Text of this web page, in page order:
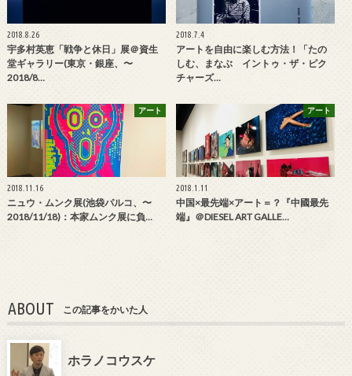
2018.8.26
宇多村英恵「戦争と休日」展＠資生
堂ギャラリー(東京・銀座、〜
2018/8…
2018.7.4
アートを自由に楽しむ方法！「たの
しむ、まなぶ イントゥ・ザ・ピク
チャーズ…
アート
2018.11.16
ニュウ・ムンク展(池袋パルコ、〜
2018/11/18)：本家ムンク展に負…
アート
2018.1.11
中国×最先端×アート＝？『中國最先
端』＠DIESEL ART GALLE…
ABOUT この記事をかいた人
ホラノコウスケ